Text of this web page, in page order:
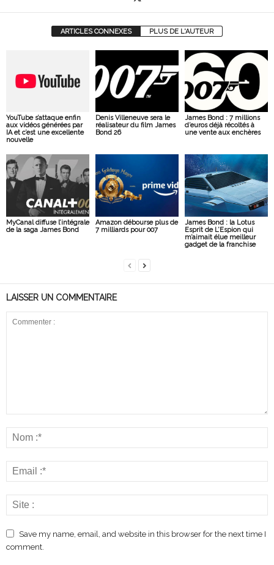
ARTICLES CONNEXES PLUS DE L'AUTEUR
YouTube s’attaque enfin
aux vidéos générées par
IA et c’est une excellente
nouvelle
Denis Villeneuve sera le
réalisateur du film James
Bond 26
James Bond : 7 millions
d’euros déjà récoltés à
une vente aux enchères
MyCanal diffuse l’intégrale
de la saga James Bond
Amazon débourse plus de
7 milliards pour 007
James Bond : la Lotus
Esprit de L’Espion qui
m’aimait élue meilleur
gadget de la franchise
LAISSER UN COMMENTAIRE
Save my name, email, and website in this browser for the next time I
comment.